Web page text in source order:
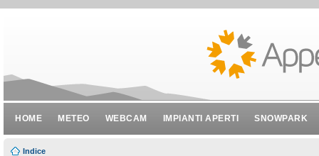
HOME METEO WEBCAM IMPIANTI APERTI SNOWPARK
Indice